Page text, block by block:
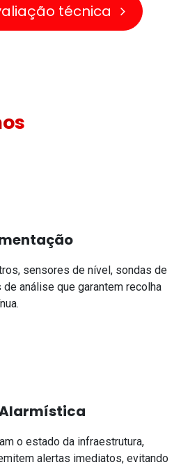
técnica
sensores de nível, sondas de
análise que garantem recolha
o estado da infraestrutura,
alertas imediatos, evitando